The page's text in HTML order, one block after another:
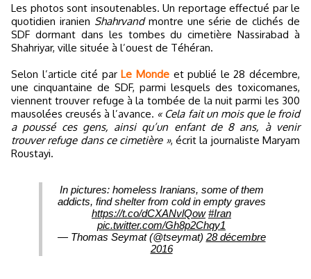
Les photos sont insoutenables. Un reportage effectué par le
quotidien iranien Shahrvandmontre une série de clichés de
SDF dormant dans les tombes du cimetière Nassirabad à
Shahriyar, ville située à l’ouest de Téhéran.
Selon l’article cité parLe Monde et publié le 28 décembre,
une cinquantaine de SDF, parmi lesquels des toxicomanes,
viennent trouver refuge à la tombée de la nuit parmi les 300
mausolées creusés à l’avance. « Cela fait un mois que le froid
a poussé ces gens, ainsi qu’un enfant de 8 ans, à venir
trouver refuge dans ce cimetière », écrit la journaliste Maryam
Roustayi.
In pictures: homeless Iranians, some of them
addicts, find shelter from cold in empty graves
https://t.co/dCXANvlQow #Iran
pic.twitter.com/Gh8p2Chqy1
— Thomas Seymat (@tseymat) 28 décembre
2016